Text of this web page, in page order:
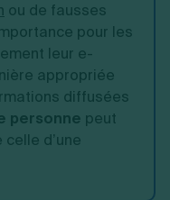
ou de fausses
pour les
leur e-
appropriée
diffusées
personne peut
d’une